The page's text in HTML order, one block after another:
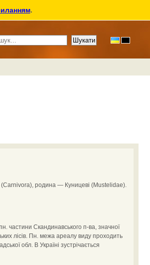
.
родина — Куницеві (Mustelidae).
частини Скандинавського п-ва, значної
лісів. Пн. межа ареалу виду проходить
обл. В Україні зустрічається